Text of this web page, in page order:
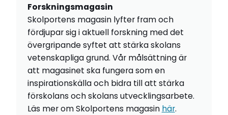
Forskningsmagasin
Skolportens magasin lyfter fram och
fördjupar sig i aktuell forskning med det
övergripande syftet att stärka skolans
vetenskapliga grund. Vår målsättning är
att magasinet ska fungera som en
inspirationskälla och bidra till att stärka
förskolans och skolans utvecklingsarbete.
Läs mer om Skolportens magasin här.